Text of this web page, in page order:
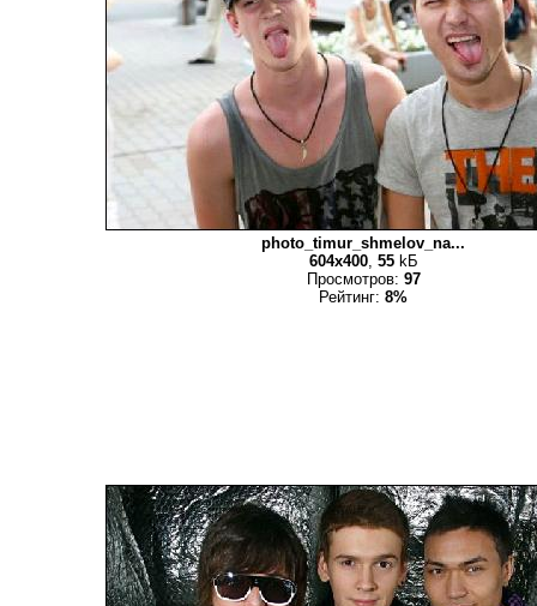
photo_timur_shmelov_na...
604x400, 55kБ
Просмотров: 97
Рейтинг: 8%